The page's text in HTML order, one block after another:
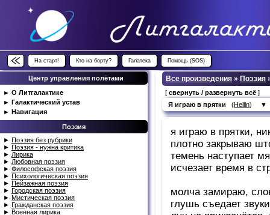
На старт! Кто на борту? Галатека Помощь (SOS)
Центр управления полётами
► О Литгалактике
► Галактический устав
► Навигация
Поэзия
► Поэзия без рубрики
► Поэзия - нужна критика
► Лирика
► Любовная поэзия
► Философская поэзия
► Психологическая поэзия
► Пейзажная поэзия
► Городская поэзия
► Мистическая поэзия
► Гражданская поэзия
► Военная лирика
Все произведения » Поэзия
[свернуть / развернуть всё ]
Я играю в прятки
(Hellin) ▼
я играю в прятки,
плотно закрываю
темень наступает
исчезает время в
молча замираю,
глушь съедает